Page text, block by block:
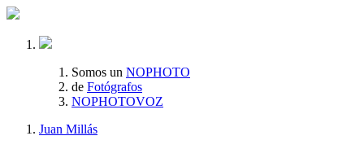
Somos un NOPHOTO
de Fotógrafos
NOPHOTOVOZ
Juan Millás